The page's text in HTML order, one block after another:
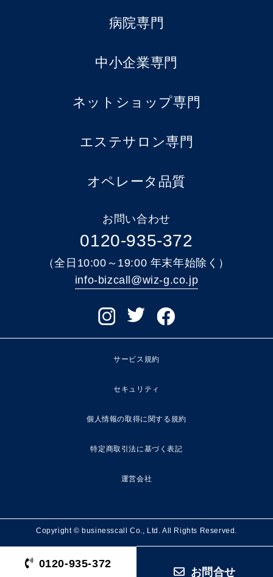
病院専門
中小企業専門
ネットショップ専門
エステサロン専門
オペレータ品質
お問い合わせ
0120-935-372
（全日10:00～19:00 年末年始除く）
info-bizcall@wiz-g.co.jp
サービス規約
セキュリティ
個人情報の取得に関する規約
特定商取引法に基づく表記
運営会社
Copyright © businesscall Co., Ltd. All Rights Reserved.
0120-935-372
お問合せ